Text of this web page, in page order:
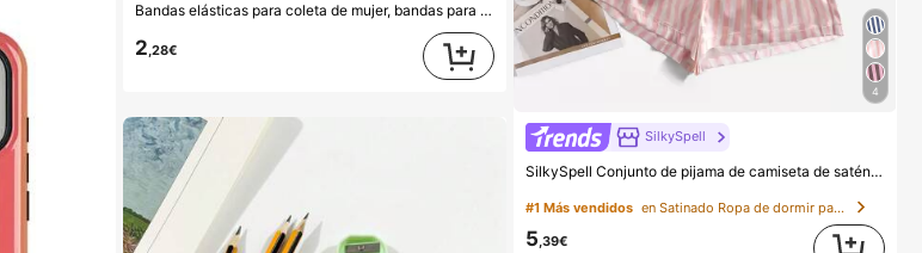
Bandas elásticas para coleta de mujer, bandas para el cabello, accesorios para el cabello, bandas deportivas para el cabello, accesorios de belleza para el cabello en casa, adecuadas para verano, vacaciones, viajes. (10/20/50/100/200)
2 ,28€
4
SilkySpell
SilkySpell Conjunto de pijama de camiseta de satén con estampado de rayas, temporada festiva
#1 Más vendidos en Satinado Ropa de dormir para mujer
5,39€